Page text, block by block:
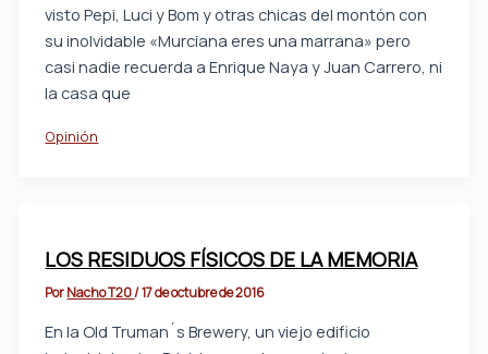
visto Pepi, Luci y Bom y otras chicas del montón con
su inolvidable «Murciana eres una marrana» pero
casi nadie recuerda a Enrique Naya y Juan Carrero, ni
la casa que
Opinión
LOS RESIDUOS FÍSICOS DE LA MEMORIA
PorNacho T20/17 de octubre de 2016
En la Old Truman´s Brewery, un viejo edificio